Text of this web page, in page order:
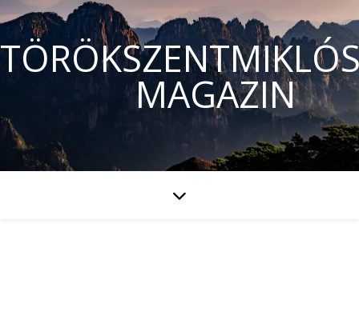
MAGAZIN